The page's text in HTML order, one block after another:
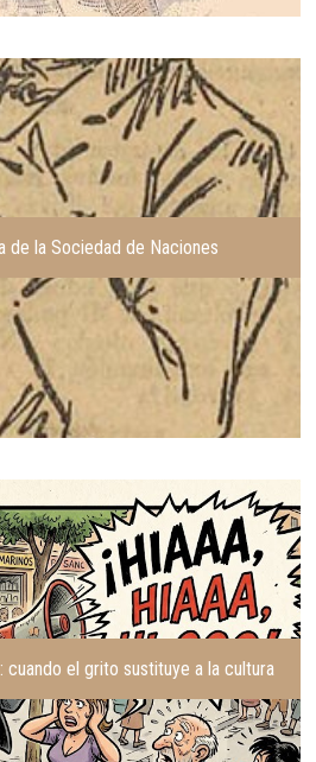
de la Sociedad de Naciones
cuando el grito sustituye a la cultura